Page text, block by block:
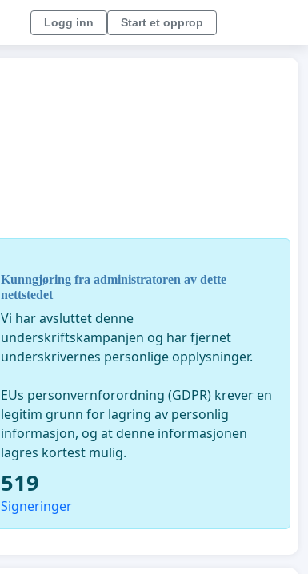
Logg inn Start et opprop
Kunngjøring fra administratoren av dette
nettstedet
Vi har avsluttet denne
underskriftskampanjen og har fjernet
underskrivernes personlige opplysninger.
EUs personvernforordning (GDPR) krever en
legitim grunn for lagring av personlig
informasjon, og at denne informasjonen
lagres kortest mulig.
519
Signeringer